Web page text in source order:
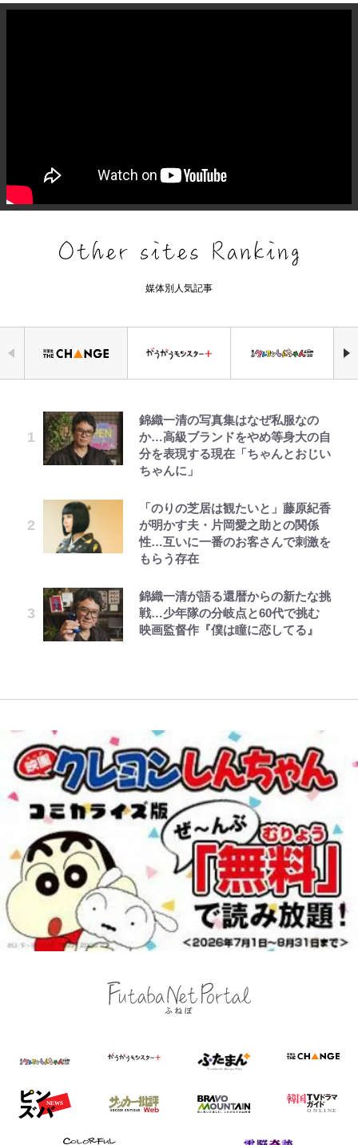
媒体別人気記事
錦織一清の写真集はなぜ私服なの
か…高級ブランドをやめ等身大の自
分を表現する現在「ちゃんとおじい
ちゃんに」
「のりの芝居は観たいと」藤原紀香
が明かす夫・片岡愛之助との関係
性…互いに一番のお客さんで刺激を
もらう存在
錦織一清が語る還暦からの新たな挑
戦…少年隊の分岐点と60代で挑む
映画監督作『僕は瞳に恋してる』
公式-聖女じゃないと追放されたの
で、もふもふ従者(聖獣)とおにぎり
を握る 第53話(1)
した~詰んだはずの悪役令嬢です
が、どうやら違うようです~ 第1話
公式-おっさん底辺治癒士と愛娘の
覚醒して、英雄へ成り上がる~ 第82
話(1)
オラの引越し物語 サボテン大襲撃
でっかい男になりたいゾ
千葉雄大、ほっそりイケメン近影に
「顔パンパンだったのに」反響 視
聴者が想った激変の納得理由
の再会にデレデレ…顔出し公開
「愛が足りない」不満を漏らしてい
た過去も
道、逮捕前にインスタに起きてい
た“異変”…削除していたラブラブ
投稿
｢なんじゃこりゃあああ！｣本田圭
佑の古巣ミラン、漆黒×蛍光レッド
の超絶クールな新サードユニに世界
が熱狂｢サードなのにズルい｣｢こり
｢知念さんを煽ってたのと同じ
人？｣鹿島・鈴木優磨、大逆転勝利
後の“超・優等生インタビュー”が
儀正しいイケメンやな」
｢最後の1枚…ワルぃゎ〜｣鈴木優磨
ことどんだけ好きなんよｗ｣
「自分の絵ごと、このジャンルはそ
ろそろ終わりかな」江口寿史が炎上
を経て樋口毅宏に語ったこと
『この素晴らしい世界に祝福を！』
10万針以上の密度で再現された“め
ぐみん刺繍ワークシャツ”にファン
も感動
映画『ちいかわ』入場者特典「第２
弾」がスタート！まさかの人気アイ
テムに称賛続々「豪華すぎる！」
荒々しい「火山帯」の一端にいるこ
とを体感！ 登頂約10分でも大迫力
「吾妻小富士」火口を1周する「1
時間半ハイキング」パノラマ絶景レ
【知ってる？「日本本土四極踏破証
明書」】広島から本州4島の最南端
へ「ドライブがてら行ってみた」意
「電気風呂の数は全国一」温泉じゃ
ないのに大満足！ 上高地帰りに寄
空の轍と大地の雲と 第1回
レビュー『仮面家族』悠木シュン・